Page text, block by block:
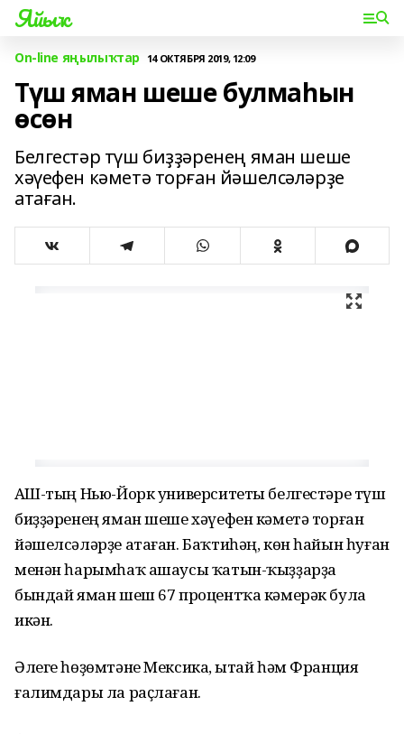
Яйыҡ
On-line яңылыҡтар 14 ОКТЯБРЯ 2019, 12:09
Түш яман шеше булмаһын
өсөн
Белгестәр түш биҙҙәренең яман шеше
хәүефен кәметә торған йәшелсәләрҙе
атаған.
АҠШ-тың Нью-Йорк университеты белгестәре түш
биҙҙәренең яман шеше хәүефен кәметә торған
йәшелсәләрҙе атаған. Баҡтиһәң, көн һайын һуған
менән һарымһаҡ ашаусы ҡатын-ҡыҙҙарҙа
бындай яман шеш 67 процентҡа кәмерәк була
икән.
Әлеге һөҙөмтәне Мексика, Ҡытай һәм Франция
ғалимдары ла раҫлаған.